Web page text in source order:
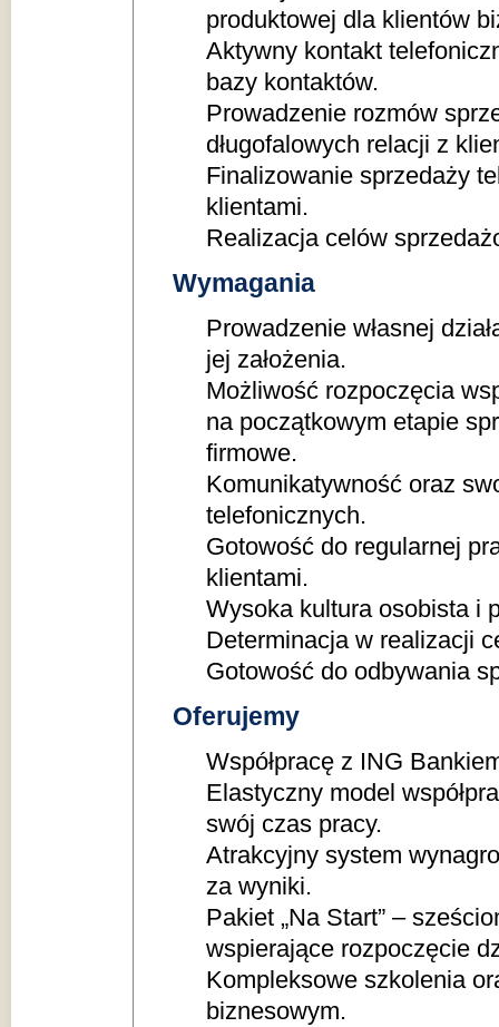
produktowej dla klientów
Aktywny kontakt
bazy kontaktów.
Prowadzenie rozmów
długofalowych relacji z
Finalizowanie sprzedaży
klientami.
Realizacja celów
Wymagania
Prowadzenie własnej
jej założenia.
Możliwość rozpoczęcia
na początkowym etapie
firmowe.
Komunikatywność oraz
telefonicznych.
Gotowość do regularnej
klientami.
Wysoka kultura osobista i
Determinacja w realizacji
Gotowość do odbywania
Oferujemy
Współpracę z ING
Elastyczny model
swój czas pracy.
Atrakcyjny system
za wyniki.
Pakiet „Na Start” –
wspierające rozpoczęcie
Kompleksowe szkolenia
biznesowym.